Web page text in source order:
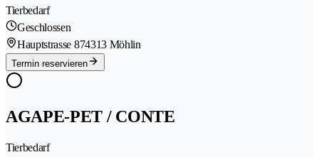
Tierbedarf
Geschlossen
Hauptstrasse 874313 Möhlin
Termin reservieren
AGAPE-PET / CONTE
Tierbedarf